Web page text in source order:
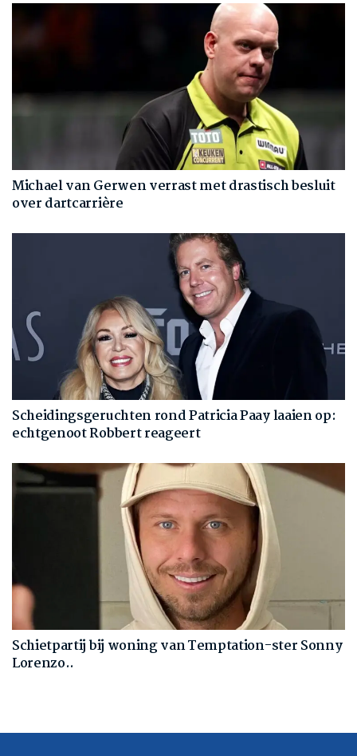
Michael van Gerwen verrast met drastisch besluit
over dartcarrière
Scheidingsgeruchten rond Patricia Paay laaien op:
echtgenoot Robbert reageert
Schietpartij bij woning van Temptation-ster Sonny
Lorenzo..